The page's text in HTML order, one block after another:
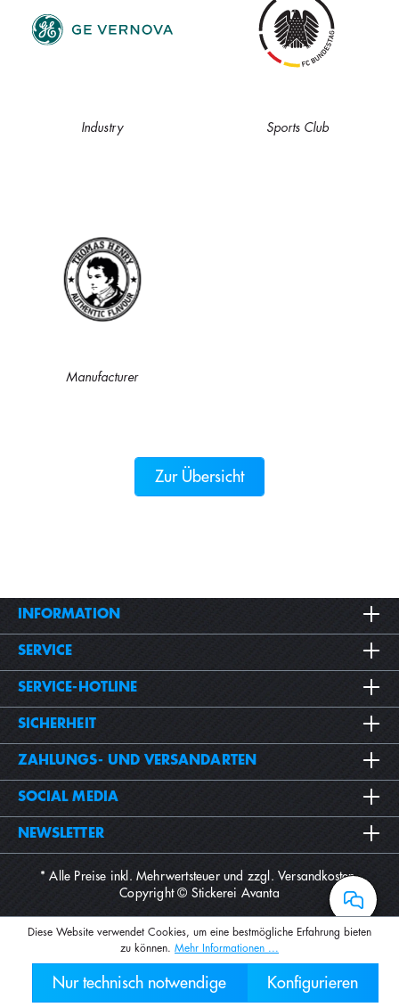
030 2000
Industry Sports Club
Manufacturer
Zur Übersicht
INFORMATION
SERVICE
SERVICE-HOTLINE
SICHERHEIT
ZAHLUNGS- UND VERSANDARTEN
SOCIAL MEDIA
NEWSLETTER
* Alle Preise inkl. Mehrwertsteuer und zzgl.Versandkosten.
Copyright © Stickerei Avanta
Diese Website verwendet Cookies, um eine bestmögliche Erfahrung bieten
zu können. Mehr Informationen ...
Nur technisch notwendige Konfigurieren